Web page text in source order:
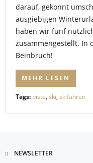
darauf, gekonnt
ausgiebigen
haben wir fünf
zusammengestellt. In
Beinbruch!
MEHR LESEN
Tags: piste, ski, skifahren
NEWSLETTER